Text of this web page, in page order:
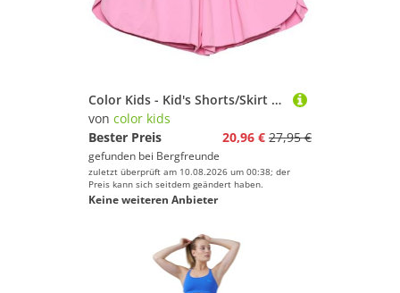
Color Kids - Kid's Shorts/Skirt - Laufrock Gr 104 rosa
von color kids
Bester Preis
20,96 € 27,95 €
gefunden bei Bergfreunde
zuletzt überprüft am 10.08.2026 um 00:38; der
Preis kann sich seitdem geändert haben.
Keine weiteren Anbieter